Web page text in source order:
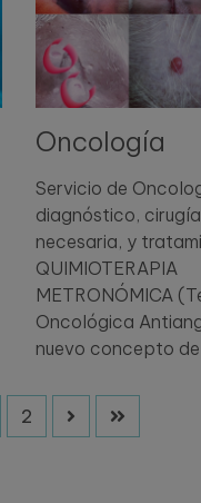
Oncología
Servicio de
diagnóstico, cirugía
necesaria, y
QUIMIOTERAPIA
METRONÓMICA
Oncológica
nuevo concepto
2